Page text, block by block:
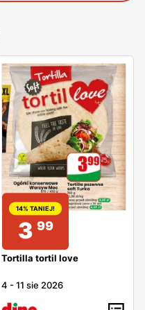
14% TANIEJ!
3 99
Tortilla tortil love
4 -11 sie 2026